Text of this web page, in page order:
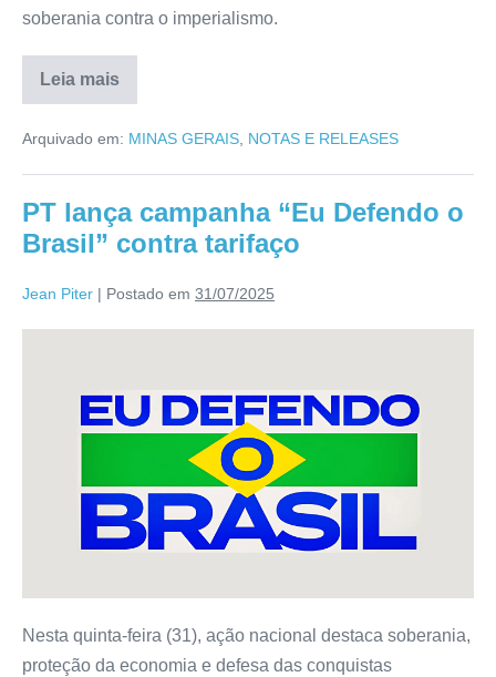
soberania contra o imperialismo.
Leia mais
Arquivado em: MINAS GERAIS, NOTAS E RELEASES
PT lança campanha “Eu Defendo o
Brasil” contra tarifaço
Jean Piter | Postado em 31/07/2025
Nesta quinta-feira (31), ação nacional destaca soberania,
proteção da economia e defesa das conquistas